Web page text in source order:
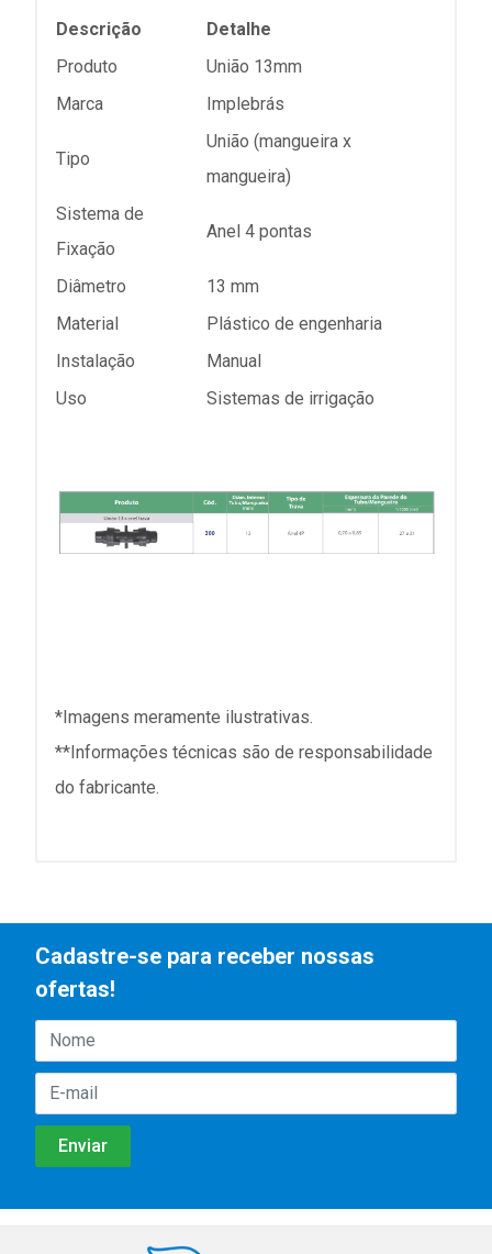
Descrição
Detalhe
Produto
União 13mm
Marca
Implebrás
Tipo
União (mangueira x
mangueira)
Sistema de
Fixação
Anel 4 pontas
Diâmetro
13 mm
Material
Plástico de engenharia
Instalação
Manual
Uso
Sistemas de irrigação
*Imagens meramente ilustrativas.
**Informações técnicas são de responsabilidade
do fabricante.
Cadastre-se para receber nossas
ofertas!